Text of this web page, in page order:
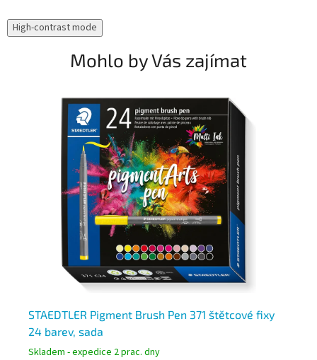
High-contrast mode
Mohlo by Vás zajímat
STAEDTLER Pigment Brush Pen 371 štětcové fixy
24 barev, sada
Skladem - expedice 2 prac. dny